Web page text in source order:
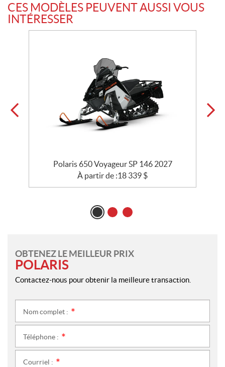
CES MODÈLES PEUVENT AUSSI VOUS
INTÉRESSER
Polaris 650 Voyageur SP 146 2027
À partir de :18 339 $
OBTENEZ LE MEILLEUR PRIX
POLARIS
Contactez-nous pour obtenir la meilleure transaction.
Nom complet :
Téléphone :
Courriel :